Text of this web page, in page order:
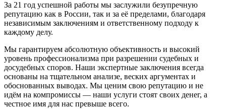
За 21 год успешной работы мы заслужили безупречную
репутацию как в России, так и за её пределами, благодаря
независимым заключениям и ответственному подходу к
каждому делу.
Мы гарантируем абсолютную объективность и высокий
уровень профессионализма при разрешении судебных и
досудебных споров. Наши экспертные заключения всегда
основаны на тщательном анализе, веских аргументах и
обоснованных выводах. Мы ценим свою репутацию и не
идём на компромиссы — наши услуги стоят своих денег, а
честное имя для нас превыше всего.